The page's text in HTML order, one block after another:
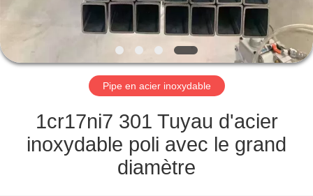
VISITE
DE
CONTRÔLE
Pipe en acier inoxydable
1cr17ni7 301 Tuyau d'acier
inoxydable poli avec le grand
diamètre